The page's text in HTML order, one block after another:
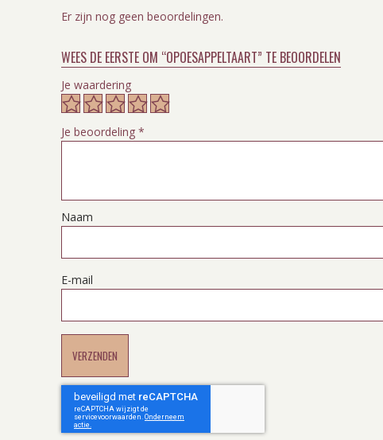
Er zijn nog geen beoordelingen.
WEES DE EERSTE OM “OPOESAPPELTAART” TE BEOORDELEN
Je waardering
Je beoordeling *
Naam
E-mail